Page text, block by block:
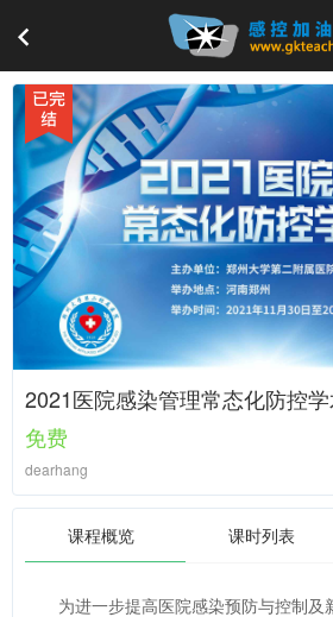
2021医院感染管理常态化防控
免费
dearhang
课程概览 课时列表
为进一步提高医院感染预防与控制及